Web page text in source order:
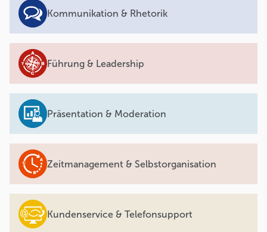
Kommunikation & Rhetorik
Führung & Leadership
Präsentation & Moderation
Zeitmanagement & Selbstorganisation
Kundenservice & Telefonsupport